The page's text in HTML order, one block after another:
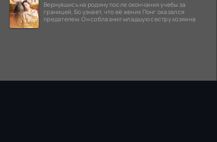
Вернувшись на родину после окончания учебы за
границей, Бо узнает, что её жених Понг оказался
предателем. Он соблазнил младшую сестру хозяина